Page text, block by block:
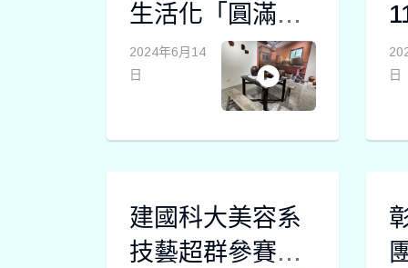
生活化「圓滿有
餘」劉峯松常民
生活陶展
2024年6月14
日
日
建國科大美容系
技藝超群參賽